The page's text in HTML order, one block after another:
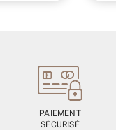
PAIEMENT
SÉCURISÉ